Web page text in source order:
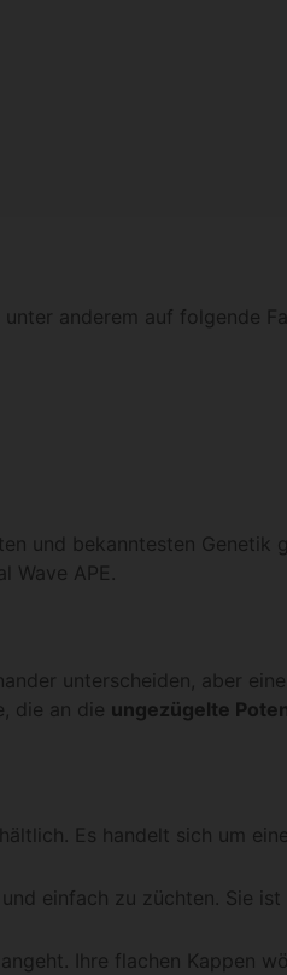
anderem auf folgende
und bekanntesten Genetik
Wave APE.
unterscheiden, aber eine
die an die ungezügelte
Es handelt sich um
einfach zu züchten. Sie
Ihre flachen Kappen